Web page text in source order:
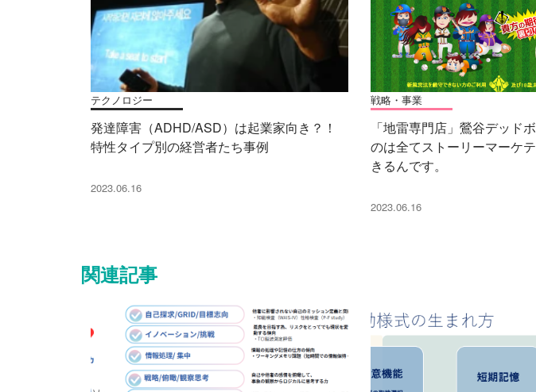
テクノロジー
発達障害（ADHD/ASD）は起業家向き？！
特性タイプ別の経営者たち事例
2023.06.16
戦略・事業
「地雷専門店」鶯谷デッド
のは全てストーリーマーケ
きるんです。
2023.06.16
関連記事